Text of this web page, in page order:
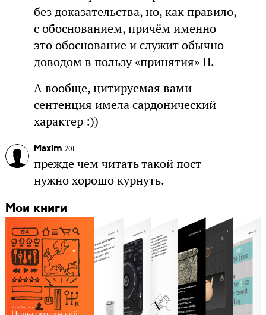
без доказательства, но, как правило,
с обоснованием, причём именно
это обоснование и служит обычно
доводом в пользу «принятия» П.
А вообще, цитируемая вами
сентенция имела сардонический
характер :))
Maxim 2011
прежде чем читать такой пост
нужно хорошо курнуть.
Мои книги